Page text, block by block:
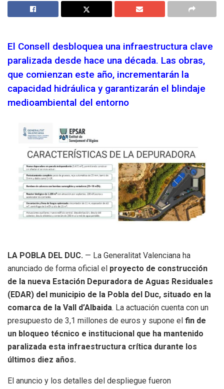
El Consell desbloquea una infraestructura clave
paralizada desde hace una década. Las obras,
que comienzan este año, incrementarán la
capacidad hidráulica y garantizarán el blindaje
medioambiental del entorno
LA POBLA DEL DUC. — La Generalitat Valenciana ha
anunciado de forma oficial el proyecto de construcción
de la nueva Estación Depuradora de Aguas Residuales
(EDAR) del municipio de la Pobla del Duc, situado en la
comarca de la Vall d’Albaida. La actuación cuenta con un
presupuesto de 3,1 millones de euros y supone el fin de
un bloqueo técnico e institucional que ha mantenido
paralizada esta infraestructura crítica durante los
últimos diez años.
El anuncio y los detalles del despliegue fueron